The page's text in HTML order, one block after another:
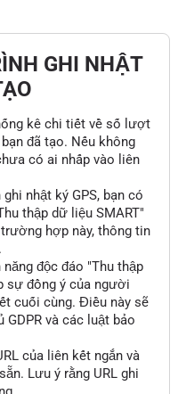
GHI NHẬT
kê chi tiết về số lượt
đã tạo. Nếu không
có ai nhấp vào liên
nhật ký GPS, bạn có
thập dữ liệu SMART"
hợp này, thông tin
độc đáo "Thu thập
sự đồng ý của người
cuối cùng. Điều này sẽ
và các luật bảo
của liên kết ngắn và
Lưu ý rằng URL ghi